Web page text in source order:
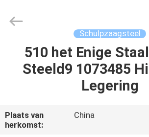
HUIS
VIDEO'S
PARTS
(SUZHOU)
Schulpzaagsteel
510 het Enige
Steeld9 1073485
Legering
Plaats van
herkomst:
China